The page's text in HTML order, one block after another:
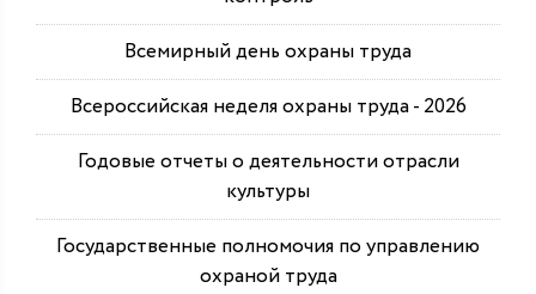
Всемирный день охраны труда
Всероссийская неделя охраны труда - 2026
Годовые отчеты о деятельности отрасли
культуры
Государственные полномочия по управлению
охраной труда